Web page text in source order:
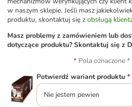
w naszym sklepie. Jeśli masz
produktu, skontaktuj się z obsługą
Masz problemy z zamówieniem lub
dotyczące produktu? Skontaktuj się z
Pola oznaczone
Potwierdź wariant produktu *
Nie jestem pewien